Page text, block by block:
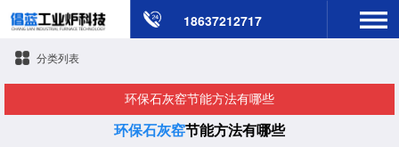
18637212717
分类列表
环保石灰窑节能方法有哪些
环保石灰窑节能方法有哪些